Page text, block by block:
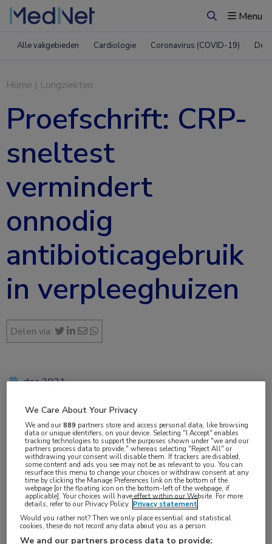
ZoekenMenu
Alle vakgebieden Cardiologie Coronavirus (COVID-19)
Home | Longziekten
Proefschrift: CRP-
sneltest
vermindert
onnodig
antibioticagebruik
in verpleeghuizen
Delen via:
dec 2021
Vakgebieden:
Farmacie, Huisartsgeneeskunde,Infectieziekten,
Longziekten
Aandachtsgebieden:
Antibioticaresistentie ,Ouderen
We Care About Your Privacy
We and our889 partners store and access personal data, like browsing
data or unique identifiers, on your device. Selecting "I Accept" enables
tracking technologies to support the purposes shown under "we and our
partners process data to provide," whereas selecting "Reject All" or
withdrawing your consent will disable them. If trackers are disabled,
some content and ads you see may not be as relevant to you. You can
resurface this menu to change your choices or withdraw consent at any
time by clicking the Manage Preferences link on the bottom of the
webpage [or the floating icon on the bottom-left of the webpage, if
applicable]. Your choices will have effect within our Website. For more
details, refer to our Privacy Policy. Privacy statement
Would you rather not? Then we only place essential and statistical
cookies, these do not record any data about you as a person
We and our partners process data to provide: